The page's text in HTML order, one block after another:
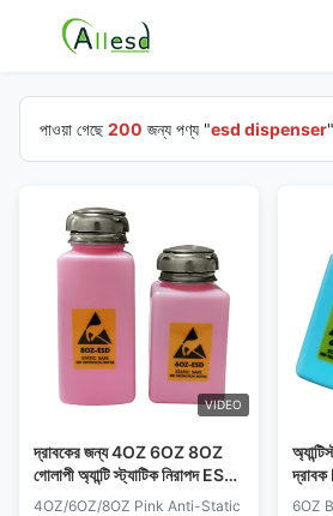
পাওয়া গেছে 200 জন্য পণ্য "esd dispenser"
VIDEO
দ্রাবকের জন্য 4OZ 6OZ 8OZ
গোলাপী অ্যান্টি স্ট্যাটিক নিরাপদ ESD
ডিসপেনসার বোতল
4OZ/6OZ/8OZ Pink Anti-Static
6OZ
6OZ